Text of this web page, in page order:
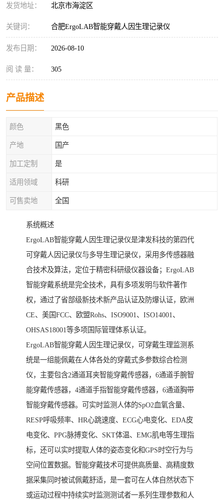
发货地址： 北京市海淀区
关键词： 合肥ErgoLAB智能穿戴人因生理记录仪
发布日期： 2026-08-10
阅 读 量： 305
产品描述
颜色 黑色
产地 国产
加工定制 是
适用领域 科研
可售卖地 全国
系统概述
ErgoLAB智能穿戴人因生理记录仪是津发科技的第四代
可穿戴人因记录仪与多导生理记录仪，采用多传感器融
合技术及算法，定位于精密科研级仪器设备；ErgoLAB
智能穿戴系统是完全技术，具有多项发明与软件著作
权，通过了省部级新技术新产品认证及防爆认证，欧洲
CE、美国FCC、欧盟Rohs、ISO9001、ISO14001、
OHSAS18001等多项国际管理体系认证。
ErgoLAB智能穿戴人因生理记录仪，可穿戴生理监测系
统是一组能佩戴在人体各处的穿戴式多参数综合检测
仪，主要包含2通道耳夹智能穿戴传感器，6通道手腕智
能穿戴传感器，4通道手指智能穿戴传感器，6通道胸带
智能穿戴传感器。可实时监测人体的SpO2血氧含量、
RESP呼吸频率、HR心跳速度、ECG心电变化、EDA皮
电变化、PPG脉搏变化、SKT体温、EMG肌电等生理指
标，还可以实时提取人体的姿态变化和GPS时空行为与
空间位置数据。智能穿戴技术可提供高质量、高精度数
据采集同时被试佩戴舒适，是一套可在人体自然状态下
或运动过程中持续实时监测测试者一系列生理参数和人